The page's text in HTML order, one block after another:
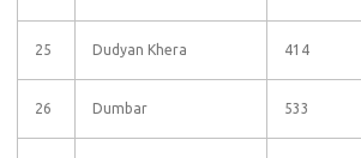
25 Dudyan Khera 414
26 Dumbar 533